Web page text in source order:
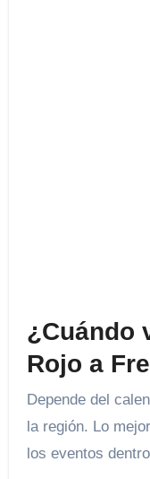
¿Cuándo
Rojo a
Depende del
la región. Lo
los eventos